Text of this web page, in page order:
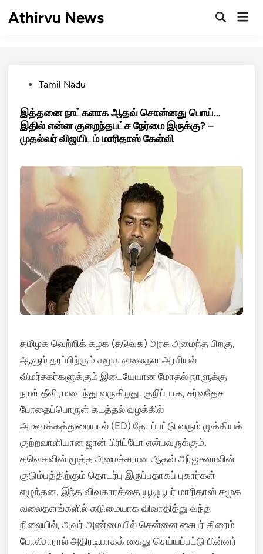
Athirvu News
OpenMain
PostedTamil Nadu
இத்தனை நாட்களாக ஆதவ் சொன்னது பொய்…
இதில் என்ன குறைந்தபட்ச நேர்மை இருக்கு? –
முதல்வர் விஜயிடம் மாரிதாஸ் கேள்வி
தமிழக வெற்றிக் கழக (தவெக) அரசு அமைந்த பிறகு,
ஆளும் தரப்பிற்கும் சமூக வலைதள அரசியல்
விமர்சகர்களுக்கும் இடையேயான மோதல் நாளுக்கு
நாள் தீவிரமடைந்து வருகிறது. குறிப்பாக, சர்வதேச
போதைப்பொருள் கடத்தல் வழக்கில்
அமலாக்கத்துறையால் (ED) தேடப்பட்டு வரும் முக்கியக்
குற்றவாளியான ஜான் பிரிட்டோ என்பவருக்கும்,
தவெகவின் மூத்த அமைச்சரான ஆதவ் அர்ஜுனாவின்
குடும்பத்திற்கும் தொடர்பு இருப்பதாகப் புகார்கள்
எழுந்தன. இந்த விவகாரத்தை யூடியூபர் மாரிதாஸ் சமூக
வலைதளங்களில் கடுமையாக விவாதித்து வந்த
நிலையில், அவர் அண்மையில் சென்னை சைபர் கிரைம்
போலீசாரால் அதிரடியாகக் கைது செய்யப்பட்டு பின்னர்